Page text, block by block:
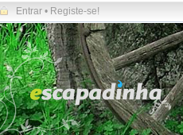
Entrar • Registe-se!